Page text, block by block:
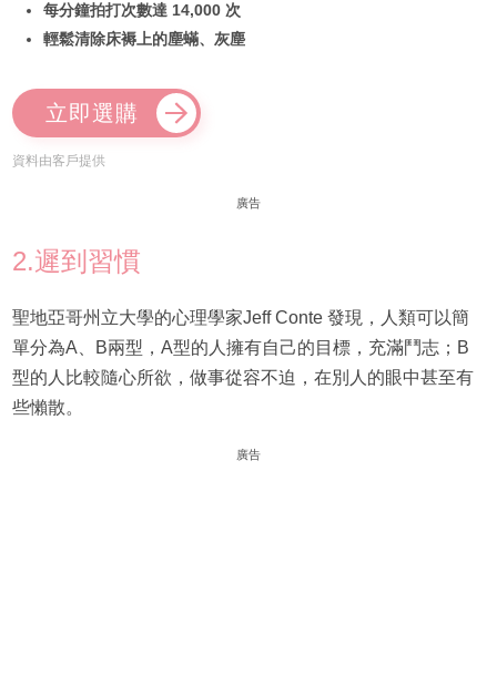
每分鐘拍打次數達 14,000 次
輕鬆清除床褥上的塵蟎、灰塵
立即選購
資料由客戶提供
廣告
2.遲到習慣
聖地亞哥州立大學的心理學家Jeff Conte 發現，人類可以簡
單分為A、B兩型，A型的人擁有自己的目標，充滿鬥志；B
型的人比較隨心所欲，做事從容不迫，在別人的眼中甚至有
些懶散。
廣告